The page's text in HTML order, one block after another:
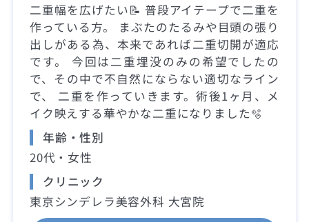
二重幅を広げたい📝 普段アイテープで二重を
作っている方。 まぶたのたるみや目頭の張り
出しがある為、本来であれば二重切開が適応
です。 今回は二重埋没のみの希望でしたの
で、その中で不自然にならない適切なライン
で、 二重を作っていきます。術後1ヶ月、メ
イク映えする華やかな二重になりました🫧
年齢・性別
20代・女性
クリニック
東京シンデレラ美容外科 大宮院